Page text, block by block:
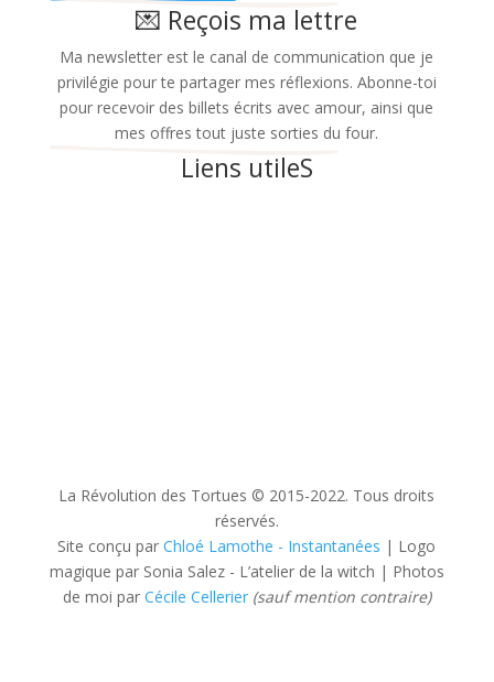
💌 Reçois ma lettre
Ma newsletter est le canal de communication que je
privilégie pour te partager mes réflexions. Abonne-toi
pour recevoir des billets écrits avec amour, ainsi que
mes offres tout juste sorties du four.
Liens utileS
La Révolution des Tortues © 2015-2022. Tous droits
réservés.
Site conçu parChloé Lamothe - Instantanées | Logo
magique par Sonia Salez - L’atelier de la witch | Photos
de moi par Cécile Cellerier (sauf mention contraire)